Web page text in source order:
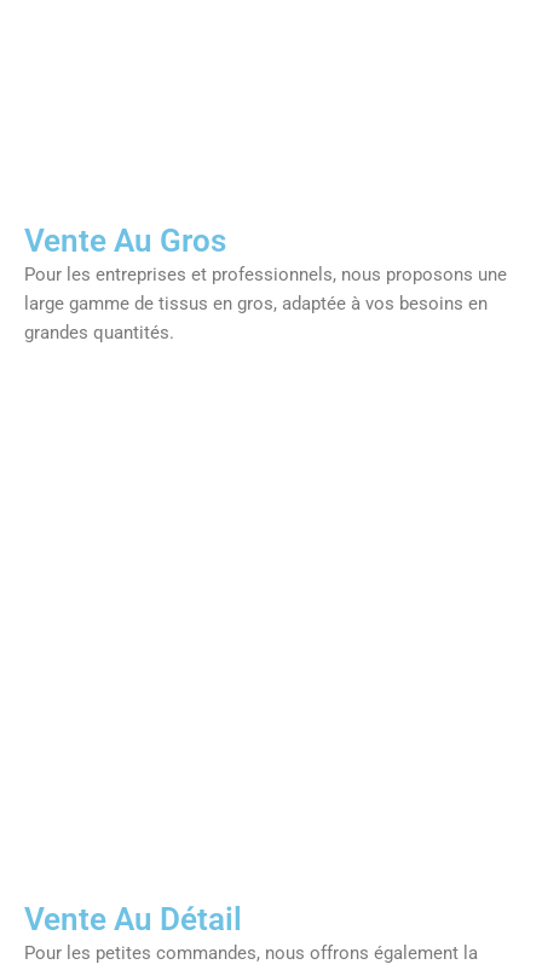
Vente Au Gros
Pour les entreprises et professionnels, nous proposons une
large gamme de tissus en gros, adaptée à vos besoins en
grandes quantités.
Vente Au Détail
Pour les petites commandes, nous offrons également la